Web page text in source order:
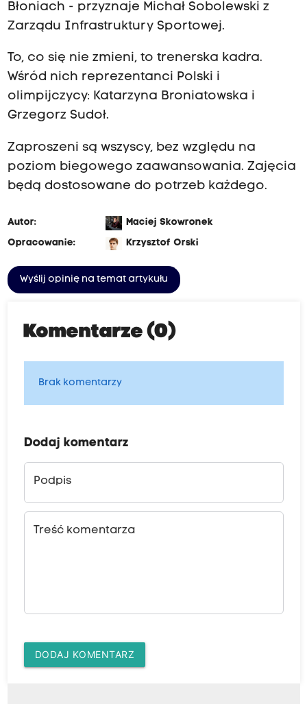
Błoniach - przyznaje Michał Sobolewski z
Zarządu Infrastruktury Sportowej.
To, co się nie zmieni, to trenerska kadra.
Wśród nich reprezentanci Polski i
olimpijczycy: Katarzyna Broniatowska i
Grzegorz Sudoł.
Zaproszeni są wszyscy, bez względu na
poziom biegowego zaawansowania. Zajęcia
będą dostosowane do potrzeb każdego.
Autor:
Maciej Skowronek
Opracowanie:
Krzysztof Orski
Wyślij opinię na temat artykułu
Komentarze (0)
Brak komentarzy
Dodaj komentarz
Podpis
Treść komentarza
DODAJ KOMENTARZ